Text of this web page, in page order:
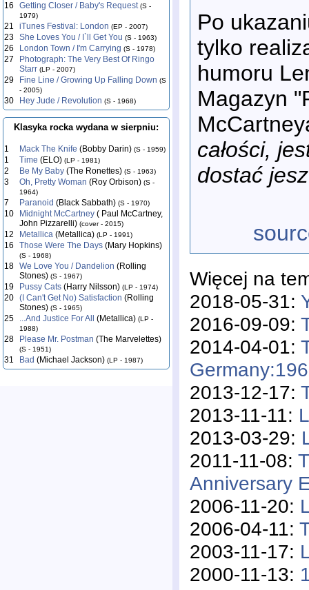
16 Getting Closer / Baby's Request (S -
1979)
21 iTunes Festival: London (EP - 2007)
23 She Loves You / I`ll Get You (S - 1963)
26 London Town / I'm Carrying (S - 1978)
27
Photograph: The Very Best Of Ringo
Starr (LP - 2007)
29 Fine Line / Growing Up Falling Down (S
- 2005)
30 Hey Jude / Revolution (S - 1968)
Klasyka rocka wydana w sierpniu:
1 Mack The Knife (Bobby Darin) (S - 1959)
1 Time (ELO) (LP - 1981)
2 Be My Baby (The Ronettes) (S - 1963)
3 Oh, Pretty Woman (Roy Orbison) (S -
1964)
7 Paranoid (Black Sabbath) (S - 1970)
10 Midnight McCartney ( Paul McCartney,
John Pizzarelli) (cover - 2015)
12 Metallica (Metallica) (LP - 1991)
16 Those Were The Days (Mary Hopkins)
(S - 1968)
18 We Love You / Dandelion (Rolling
Stones) (S - 1967)
19 Pussy Cats (Harry Nilsson) (LP - 1974)
20 (I Can't Get No) Satisfaction (Rolling
Stones) (S - 1965)
25 ...And Justice For All (Metallica) (LP -
1988)
28 Please Mr. Postman (The Marvelettes)
(S - 1951)
31 Bad (Michael Jackson) (LP - 1987)
Po
tylko
humoru
Magazyn
całości,
dostać
Więcej na
2018-05-31:
2016-09-09:
2014-04-01:
2013-12-17:
2013-11-11:
2013-03-29:
2011-11-08:
Anniversary
2006-11-20:
2006-04-11:
2003-11-17:
2000-11-13: